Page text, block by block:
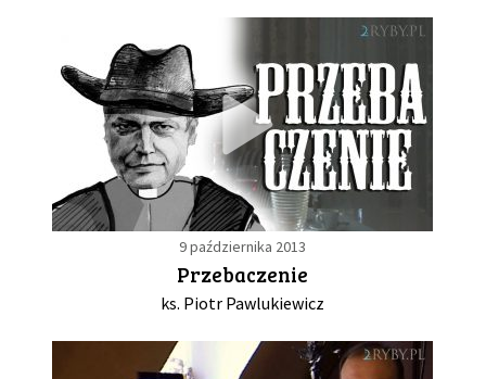
9 października 2013
Przebaczenie
ks. Piotr Pawlukiewicz